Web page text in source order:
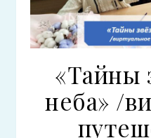
«Тайны
неба» /